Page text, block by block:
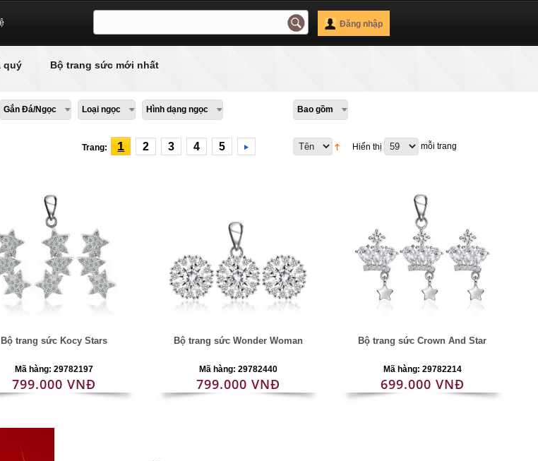
Đăng nhập
quý Bộ trang sức mới nhất
Gắn Đá/Ngọc Loại ngọc Hình dạng ngọc Bao gồm
Hiển thị mỗi trang
Trang: 1 2 3 4 5
Bộ trang sức Kocy Stars
Mã hàng: 29782197
799.000 VNĐ
Bộ trang sức Wonder Woman
Mã hàng: 29782440
799.000 VNĐ
Bộ trang sức Crown And Star
Mã hàng: 29782214
699.000 VNĐ